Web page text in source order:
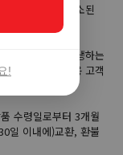
치가 현저히 감소된
움, 따가움)이 발생하는
가능 (제반비용 고객
수령일로부터 3개월
일 이내에)교환, 환불
!